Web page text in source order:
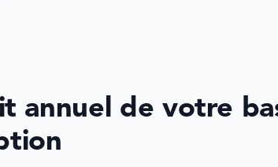
annuel de votre